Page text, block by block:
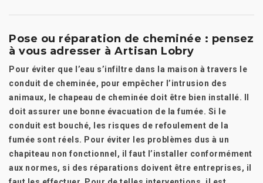
Pose ou réparation de cheminée : pensez
à vous adresser à Artisan Lobry
Pour éviter que l’eau s’infiltre dans la maison à travers le
conduit de cheminée, pour empêcher l’intrusion des
animaux, le chapeau de cheminée doit être bien installé. Il
doit assurer une bonne évacuation de la fumée. Si le
conduit est bouché, les risques de refoulement de la
fumée sont réels. Pour éviter les problèmes dus à un
chapiteau non fonctionnel, il faut l’installer conformément
aux normes, si des réparations doivent être entreprises, il